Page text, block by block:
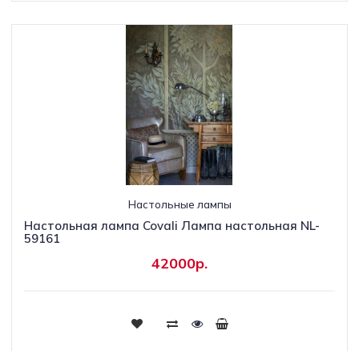
Настольные лампы
Настольная лампа Covali Лампа настольная NL-
59161
42000р.